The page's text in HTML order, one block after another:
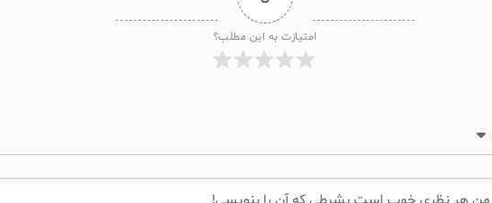
امتیازت به این مطلب؟